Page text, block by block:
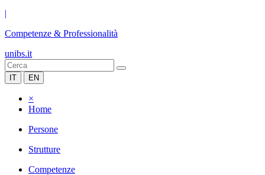
|
Competenze & Professionalità
unibs.it
IT EN
×
Home
Persone
Strutture
Competenze